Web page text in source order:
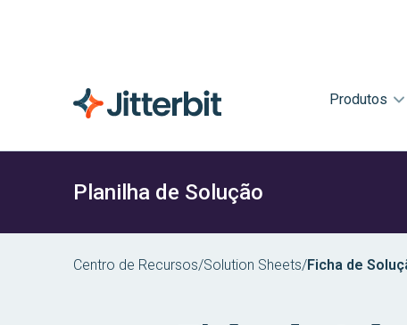
Produtos
Planilha de Solução
Centro de Recursos/Solution Sheets/Ficha de